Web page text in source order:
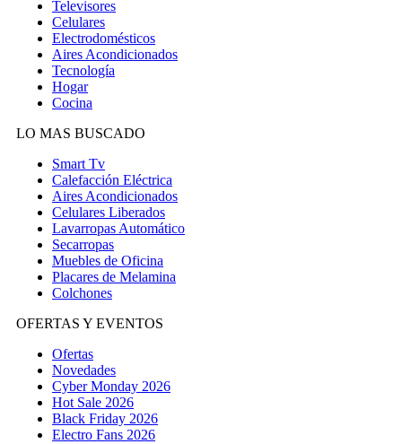
Televisores
Celulares
Electrodomésticos
Aires Acondicionados
Tecnología
Hogar
Cocina
LO MAS BUSCADO
Smart Tv
Calefacción Eléctrica
Aires Acondicionados
Celulares Liberados
Lavarropas Automático
Secarropas
Muebles de Oficina
Placares de Melamina
Colchones
OFERTAS Y EVENTOS
Ofertas
Novedades
Cyber Monday 2026
Hot Sale 2026
Black Friday 2026
Electro Fans 2026